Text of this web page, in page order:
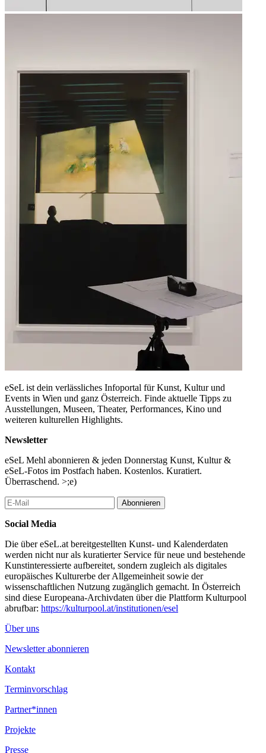
eSeL ist dein verlässliches Infoportal für Kunst, Kultur und
Events in Wien und ganz Österreich. Finde aktuelle Tipps zu
Ausstellungen, Museen, Theater, Performances, Kino und
weiteren kulturellen Highlights.
Newsletter
eSeL Mehl abonnieren & jeden Donnerstag Kunst, Kultur &
eSeL-Fotos im Postfach haben. Kostenlos. Kuratiert.
Überraschend. >;e)
Abonnieren
Social Media
Die über eSeL.at bereitgestellten Kunst- und Kalenderdaten
werden nicht nur als kuratierter Service für neue und bestehende
Kunstinteressierte aufbereitet, sondern zugleich als digitales
europäisches Kulturerbe der Allgemeinheit sowie der
wissenschaftlichen Nutzung zugänglich gemacht. In Österreich
sind diese Europeana-Archivdaten über die Plattform Kulturpool
abrufbar: https://kulturpool.at/institutionen/esel
Über uns
Newsletter abonnieren
Kontakt
Terminvorschlag
Partner*innen
Projekte
Presse